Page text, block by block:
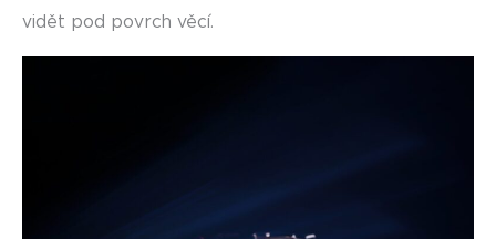
vidět pod povrch věcí.